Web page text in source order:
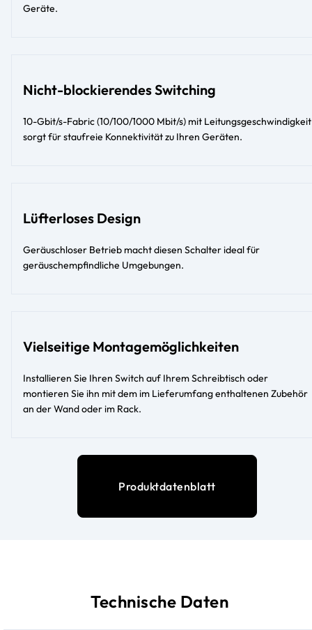
Geräte.
Nicht-blockierendes Switching
10-Gbit/s-Fabric (10/100/1000 Mbit/s) mit Leitungsgeschwindigkeit
sorgt für staufreie Konnektivität zu Ihren Geräten.
Lüfterloses Design
Geräuschloser Betrieb macht diesen Schalter ideal für
geräuschempfindliche Umgebungen.
Vielseitige Montagemöglichkeiten
Installieren Sie Ihren Switch auf Ihrem Schreibtisch oder
montieren Sie ihn mit dem im Lieferumfang enthaltenen Zubehör
an der Wand oder im Rack.
Produktdatenblatt
Technische Daten